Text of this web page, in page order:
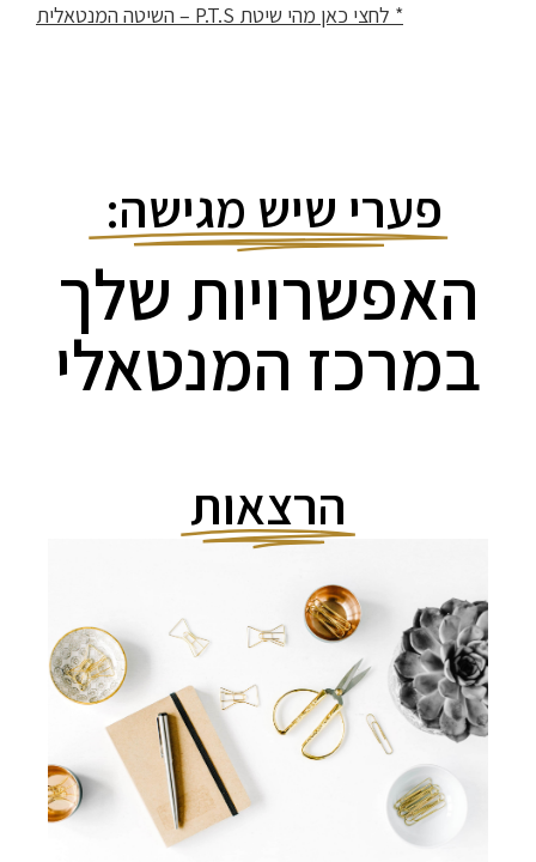
* לחצי כאן מהי שיטת P.T.S – השיטה המנטאלית
פערי שיש מגישה: ​
האפשרויות שלך
במרכז המנטאלי
הרצאות
מגוון הרצאות אינטראקטיביות
בשיתוף תהליך לכל אחת בקהל
בנושא המנטאלי
מעניין התוכן המנטאלי